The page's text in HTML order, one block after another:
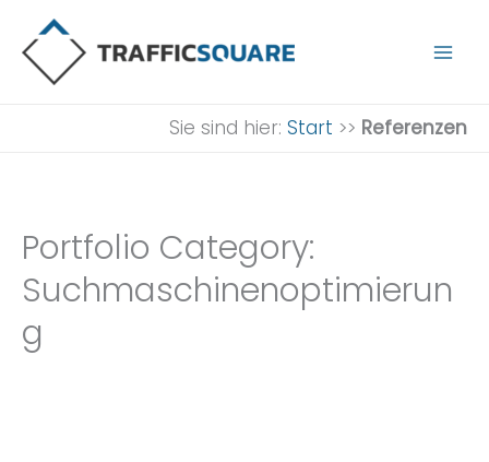
Inhalt
springen
Sie sind hier: Start >> Referenzen
Portfolio Category:
Suchmaschinenoptimierun
g